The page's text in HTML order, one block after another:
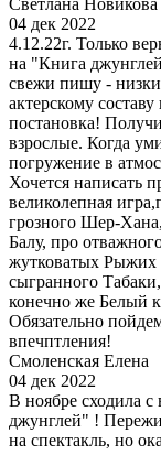
04 дек 2022
4.12.22г. Только
на "Книга
свежи пишу -
актерскому
постановка!
взрослые. Когда
погружение в
Хочется написать
великолепная
грозного Шер-
Балу, про
жутковатых Рыжих
сыгранного
конечно же Белый
Обязательно
впечптления!
Смоленская Елена
04 дек 2022
В ноябре сходила
джунглей" !
на спектакль, но